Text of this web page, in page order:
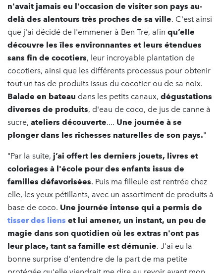
n'avait jamais eu l'occasion de visiter son pays au-
delà des alentours très proches de sa ville. C'est ainsi
que j'ai décidé de l'emmener à Ben Tre, afin qu’elle
découvre les îles environnantes et leurs étendues
sans fin de cocotiers, leur incroyable plantation de
cocotiers, ainsi que les différents processus pour obtenir
tout un tas de produits issus du cocotier ou de sa noix.
Balade en bateau dans les petits canaux, dégustations
diverses de produits, d'eau de coco, de jus de canne à
sucre, ateliers découverte.... Une journée à se
plonger dans les richesses naturelles de son pays."
"Par la suite, j’ai offert les derniers jouets, livres et
coloriages à l'école pour des enfants issus de
familles défavorisées. Puis ma filleule est rentrée chez
elle, les yeux pétillants, avec un assortiment de produits à
base de coco. Une journée intense qui a permis de
tisser des liens et lui amener, un instant, un peu de
magie dans son quotidien où les extras n'ont pas
leur place, tant sa famille est démunie. J'ai eu la
bonne surprise d'entendre de la part de ma petite